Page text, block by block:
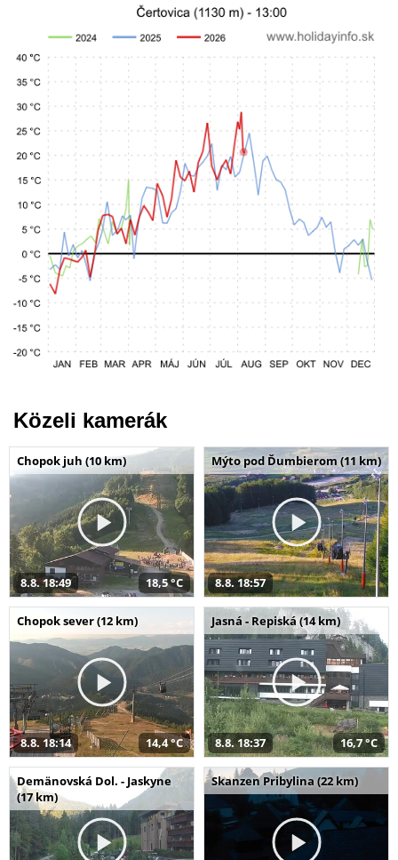
Közeli kamerák
Chopok juh (10 km)
8.8. 18:49 18,5 °C
Mýto pod Ďumbierom (11 km)
8.8. 18:57
Chopok sever (12 km)
8.8. 18:14 14,4 °C
Jasná - Repiská (14 km)
8.8. 18:37 16,7 °C
Demänovská Dol. - Jaskyne
(17 km)
Skanzen Pribylina (22 km)